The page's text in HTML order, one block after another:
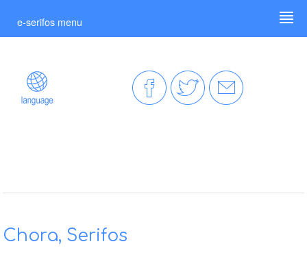
e-serifos menu
Chora, Serifos